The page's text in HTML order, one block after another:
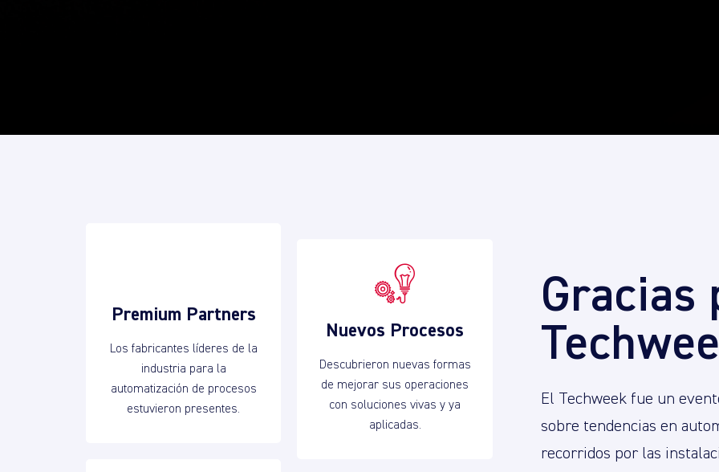
Premium Partners
Los fabricantes líderes de la
industria para la
automatización de procesos
estuvieron presentes.
Nuevos Procesos
Descubrieron nuevas formas
de mejorar sus operaciones
con soluciones vivas y ya
aplicadas.
Gracias
El Techweek fue un
sobre tendencias en
recorridos por las